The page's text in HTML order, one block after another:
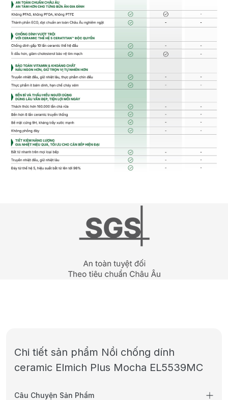
Chi tiết sản phẩm Nồi chống dính
ceramic Elmich Plus Mocha EL5539MC
Câu Chuyện Sản Phẩm